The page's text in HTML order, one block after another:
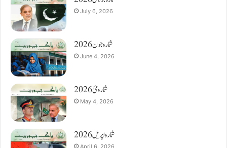
July 6, 2026
شمارہ جون 2026
June 4, 2026
شمارہ مئ 2026
May 4, 2026
شمارہ اپریل 2026
April 6, 2026